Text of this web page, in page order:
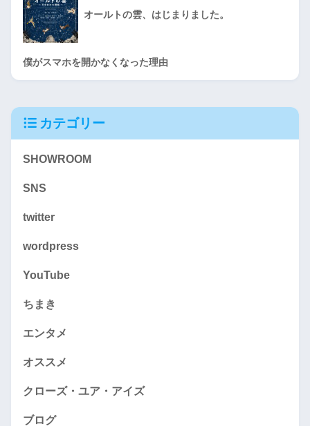
オールトの雲、はじまりました。
僕がスマホを開かなくなった理由
カテゴリー
SHOWROOM
SNS
twitter
wordpress
YouTube
ちまき
エンタメ
オススメ
クローズ・ユア・アイズ
ブログ